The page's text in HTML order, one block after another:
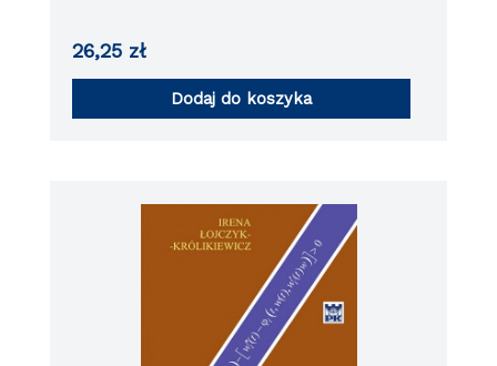
26,25 zł
Dodaj do koszyka